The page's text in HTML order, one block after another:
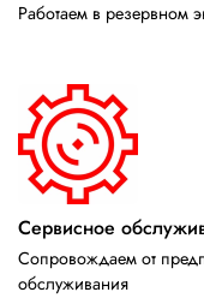
Работаем в резервном
Сервисное
Сопровождаем от
обслуживания